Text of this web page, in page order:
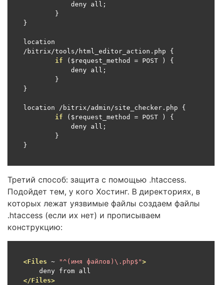
	    deny all
;
}
}
/ bitrix/tools/ html_editor_action . php {
if
( $request_method = POST )
{
	    deny all
;
}
}
location / bitrix/admin/site_checker . php {
if
( $request_method = POST )
{
	    deny all
;
}
}
Третий способ: защита с помощью .htaccess.
Подойдет тем, у кого Хостинг. В директориях, в
которых лежат уязвимые файлы создаем файлы
.htaccess (если их нет) и прописываем
конструкцию:
<Files ~ "^(имя файлов)\.php$">
</Files>